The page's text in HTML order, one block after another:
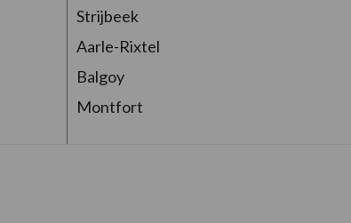
Strijbeek
Aarle-Rixtel
Balgoy
Montfort